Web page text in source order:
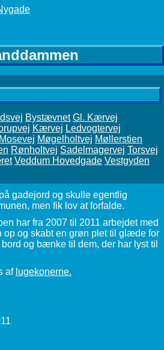
Bystævnet Gl. Kærvej
Kærvej Ledvogtervej
Mosevej Møgelholtvej Møllerstien
Rønholtvej Sadelmagervej Torsvej
Veddum Hovedgade Vestgyden
gadejord og skulle egentlig
men fik lov at forfalde.
har fra 2007 til 2011 arbejdet med
op og skabt en grøn plet til glæde for
og bænke til dem, der har lyst til
af lugekonerne.